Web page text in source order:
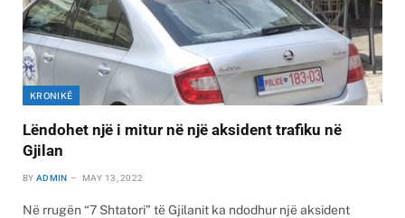
KRONIKË
Lëndohet një i mitur në një aksident trafiku në
Gjilan
BY ADMIN MAY 13, 2022
Në rrugën “7 Shtatori” të Gjilanit ka ndodhur një aksident